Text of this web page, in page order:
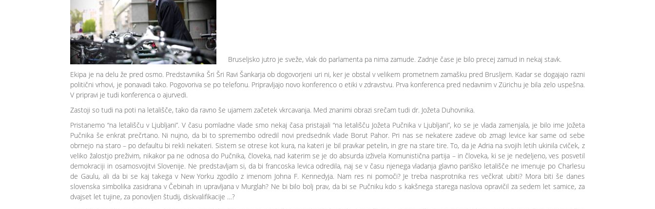
Bruseljsko jutro je sveže, vlak do parlamenta pa nima zamude. Zadnje čase je bilo precej zamud in nekaj stavk.
Ekipa je na delu že pred osmo. Predstavnika Šri Šri Ravi Šankarja ob dogovorjeni uri ni, ker je obstal v velikem prometnem zamašku pred Brusljem. Kadar se dogajajo razni
politični vrhovi, je ponavadi tako. Pogovoriva se po telefonu. Pripravljajo novo konferenco o etiki v zdravstvu. Prva konferenca pred nedavnim v Zürichu je bila zelo uspešna.
V pripravi je tudi konferenca o ajurvedi.
Zastoji so tudi na poti na letališče, tako da ravno še ujamem začetek vkrcavanja. Med znanimi obrazi srečam tudi dr. Jožeta Duhovnika.
Pristanemo “na letališču v Ljubljani”. V času pomladne vlade smo nekaj časa pristajali “na letališču Jožeta Pučnika v Ljubljani”, ko se je vlada zamenjala, je bilo ime Jožeta
Pučnika še enkrat prečrtano. Ni nujno, da bi to spremembo odredil novi predsednik vlade Borut Pahor. Pri nas se nekatere zadeve ob zmagi levice kar same od sebe
obrnejo na staro – po defaultu bi rekli nekateri. Sistem se otrese kot kura, na kateri je bil pravkar petelin, in gre na stare tire. To, da je Adria na svojih letih ukinila cviček, z
veliko žalostjo preživim, nikakor pa ne odnosa do Pučnika, človeka, nad katerim se je do absurda izživela Komunistična partija – in človeka, ki se je nedeljeno, ves posvetil
demokraciji in osamosvojitvi Slovenije. Ne predstavljam si, da bi francoska levica odredila, naj se v času njenega vladanja glavno pariško letališče ne imenuje po Charlesu
de Gaulu, ali da bi se kaj takega v New Yorku zgodilo z imenom Johna F. Kennedyja. Nam res ni pomoči? Je treba nasprotnika res večkrat ubiti? Mora biti še danes
slovenska simbolika zasidrana v Čebinah in upravljana v Murglah? Ne bi bilo bolj prav, da bi se Pučniku kdo s kakšnega starega naslova opravičil za sedem let samice, za
dvajset let tujine, za ponovljen študij, diskvalifikacije …?